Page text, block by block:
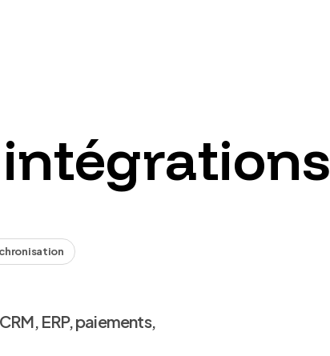
ERP, paiements,